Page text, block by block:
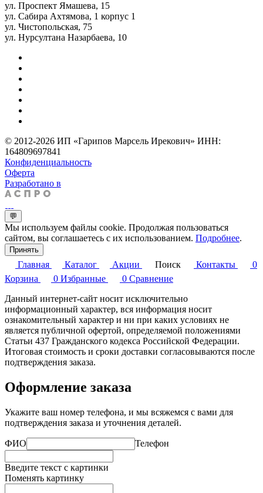
ул. Проспект Ямашева, 15
ул. Сабира Ахтямова, 1 корпус 1
ул. Чистопольская, 75
ул. Нурсултана Назарбаева, 10
© 2012-2026 ИП «Гарипов Марсель Ирекович» ИНН:
164809697841
Конфиденциальность
Оферта
Разработано в
💬
Мы используем файлы cookie. Продолжая пользоваться
сайтом, вы соглашаетесь с их использованием. Подробнее.
Принять
Главная Каталог Акции Поиск Контакты
0
Корзина
0 Избранные 0 Сравнение
Данный интернет-сайт носит исключительно
информационный характер, вся информация носит
ознакомительный характер и ни при каких условиях не
является публичной офертой, определяемой положениями
Статьи 437 Гражданского кодекса Российской Федерации.
Итоговая стоимость и сроки доставки согласовываются после
подтверждения заказа.
Оформление заказа
Укажите ваш номер телефона, и мы всяжемся с вами для
подтверждения заказа и уточнения деталей.
ФИО Телефон
Введите текст с картинки
Поменять картинку